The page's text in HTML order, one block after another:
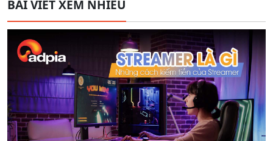
BÀI VIẾT XEM NHIỀU